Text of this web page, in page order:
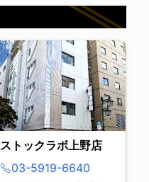
ストックラボ上野店
03-5919-6640